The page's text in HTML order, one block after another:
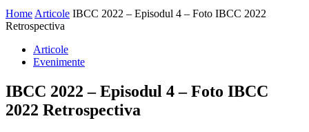
Home Articole IBCC 2022 – Episodul 4 – Foto IBCC 2022
Retrospectiva
Articole
Evenimente
IBCC 2022 – Episodul 4 – Foto IBCC
2022 Retrospectiva